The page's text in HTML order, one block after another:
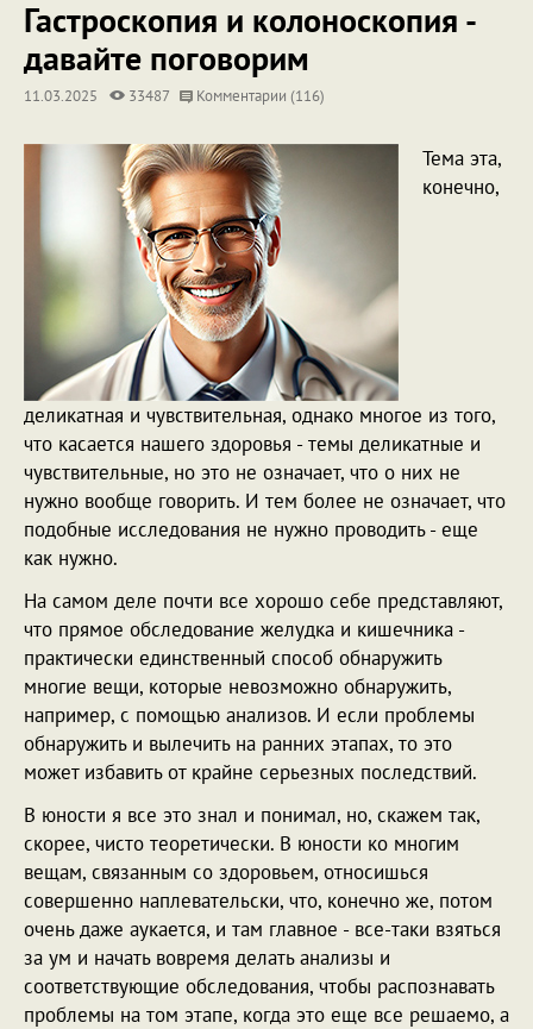
Гастроскопия и колоноскопия -
давайте поговорим
11.03.2025 33487 Комментарии (116)
Тема эта,
конечно,
деликатная и чувствительная, однако многое из того,
что касается нашего здоровья - темы деликатные и
чувствительные, но это не означает, что о них не
нужно вообще говорить. И тем более не означает, что
подобные исследования не нужно проводить - еще
как нужно.
На самом деле почти все хорошо себе представляют,
что прямое обследование желудка и кишечника -
практически единственный способ обнаружить
многие вещи, которые невозможно обнаружить,
например, с помощью анализов. И если проблемы
обнаружить и вылечить на ранних этапах, то это
может избавить от крайне серьезных последствий.
В юности я все это знал и понимал, но, скажем так,
скорее, чисто теоретически. В юности ко многим
вещам, связанным со здоровьем, относишься
совершенно наплевательски, что, конечно же, потом
очень даже аукается, и там главное - все-таки взяться
за ум и начать вовремя делать анализы и
соответствующие обследования, чтобы распознавать
проблемы на том этапе, когда это еще все решаемо, а